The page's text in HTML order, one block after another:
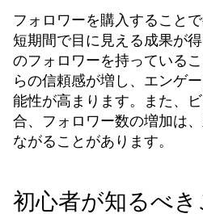
フォロワーを購入すること
短期間で目に見える成果が
のフォロワーを持っている
らの信頼感が増し、エンゲ
能性が高まります。また、
合、フォロワー数の増加は
ながることがあります。
初心者が知るべき